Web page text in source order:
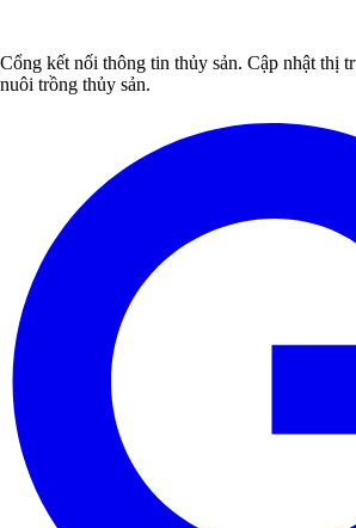
Cổng kết nối thông tin thủy sản. Cập nhật thị
nuôi trồng thủy sản.